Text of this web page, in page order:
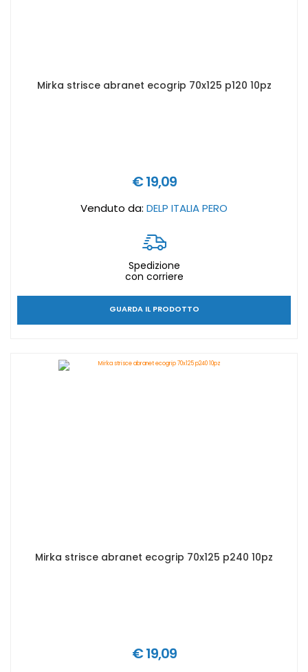
Mirka strisce abranet ecogrip 70x125 p120 10pz
€ 19,09
Venduto da: DELP ITALIA PERO
Spedizione
con corriere
GUARDA IL PRODOTTO
Mirka strisce abranet ecogrip 70x125 p240 10pz
€ 19,09